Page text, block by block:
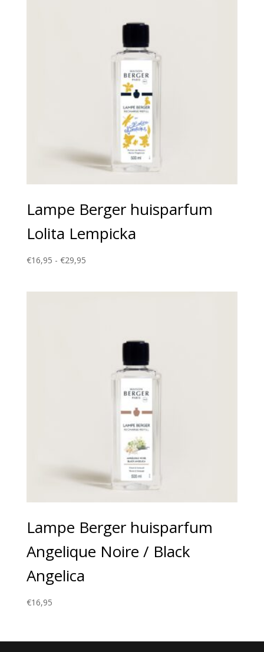
Lampe Berger huisparfum
Lolita Lempicka
€16,95 - €29,95Prijsklasse:
Lampe Berger huisparfum
Angelique Noire / Black
Angelica
€16,95